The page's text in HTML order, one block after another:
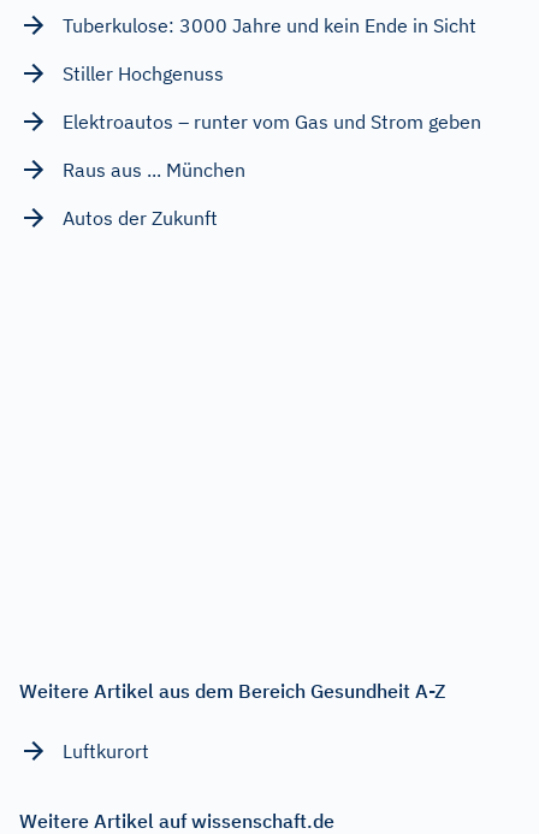
Tuberkulose: 3000 Jahre und kein Ende in Sicht
Stiller Hochgenuss
Elektroautos – runter vom Gas und Strom geben
Raus aus ... München
Autos der Zukunft
Weitere Artikel aus dem Bereich Gesundheit A-Z
Luftkurort
Weitere Artikel auf wissenschaft.de